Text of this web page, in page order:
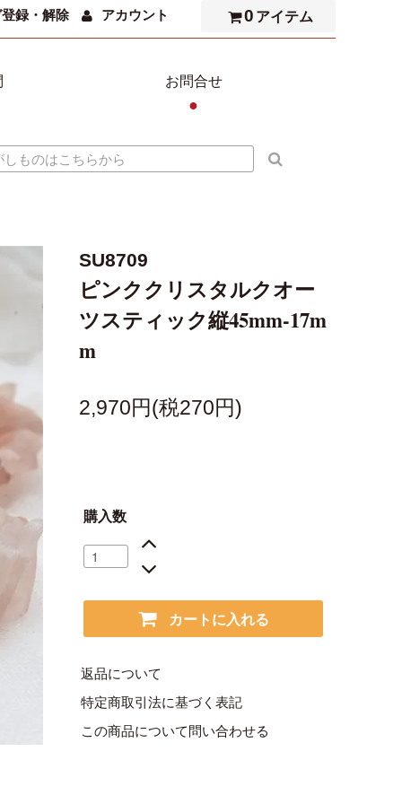
録・解除 アカウント 0 アイテム
お問合せ
●
SU8709
ピンククリスタルクオー
ツスティック縦45mm-17m
m
2,970円(税270円)
購入数
カートに入れる
返品について
特定商取引法に基づく表記
この商品について問い合わせる